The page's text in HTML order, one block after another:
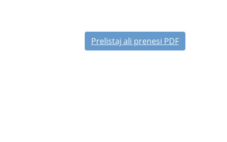
Prelistaj ali prenesi PDF